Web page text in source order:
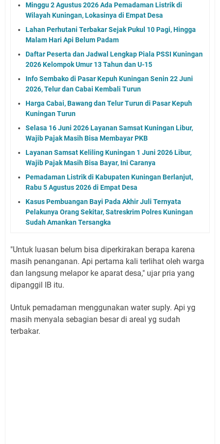
Minggu 2 Agustus 2026 Ada Pemadaman Listrik di
Wilayah Kuningan, Lokasinya di Empat Desa
Lahan Perhutani Terbakar Sejak Pukul 10 Pagi, Hingga
Malam Hari Api Belum Padam
Daftar Peserta dan Jadwal Lengkap Piala PSSI Kuningan
2026 Kelompok Umur 13 Tahun dan U-15
Info Sembako di Pasar Kepuh Kuningan Senin 22 Juni
2026, Telur dan Cabai Kembali Turun
Harga Cabai, Bawang dan Telur Turun di Pasar Kepuh
Kuningan Turun
Selasa 16 Juni 2026 Layanan Samsat Kuningan Libur,
Wajib Pajak Masih Bisa Membayar PKB
Layanan Samsat Keliling Kuningan 1 Juni 2026 Libur,
Wajib Pajak Masih Bisa Bayar, Ini Caranya
Pemadaman Listrik di Kabupaten Kuningan Berlanjut,
Rabu 5 Agustus 2026 di Empat Desa
Kasus Pembuangan Bayi Pada Akhir Juli Ternyata
Pelakunya Orang Sekitar, Satreskrim Polres Kuningan
Sudah Amankan Tersangka
"Untuk luasan belum bisa diperkirakan berapa karena
masih penanganan. Api pertama kali terlihat oleh warga
dan langsung melapor ke aparat desa," ujar pria yang
dipanggil IB itu.
Untuk pemadaman menggunakan water suply. Api yg
masih menyala sebagian besar di areal yg sudah
terbakar.